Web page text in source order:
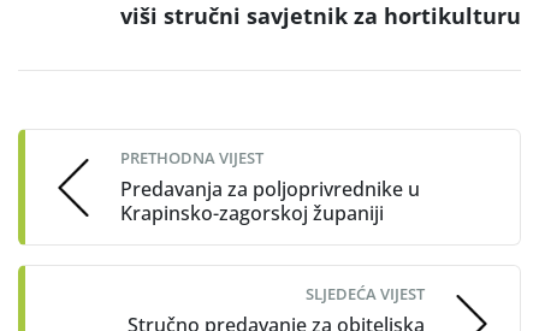
viši stručni savjetnik za hortikulturu
navigation
PRETHODNA VIJEST
Predavanja za poljoprivrednike u
Krapinsko-zagorskoj županiji
SLJEDEĆA VIJEST
Stručno predavanje za obiteljska